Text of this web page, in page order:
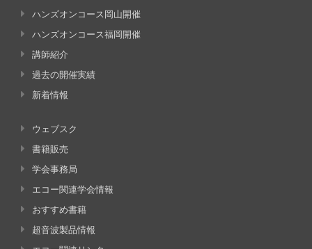
ハンズオンコース岡山開催
ハンズオンコース福岡開催
講師紹介
過去の開催実績
新着情報
ウェブスク
書籍販売
学会事務局
エコー関連学会情報
おすすめ書籍
超音波製品情報